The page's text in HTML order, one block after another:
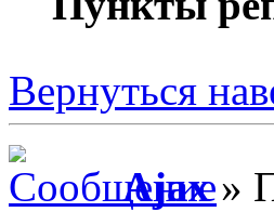
Вернуться
Ajax»